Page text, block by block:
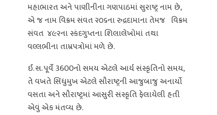
મહાભારત અને પાણીનીના ગણપાઠમાં સુરાષ્ટ્ર નામ છે,
એ જ નામ વિક્રમ સંવત ૨૦૬ના રુદ્રદામાના તેમજ વિક્રમ
સંવત ૪૯૨ના સ્કંદગુપ્તના શિલાલેખોમાં તથા
વલ્લભીના તામ્રપત્રોમાં મળે છે.
ઈ. સ. પૂર્વે 3600નો સમય એટલે આર્ય સંસ્કૃતિનો સમય,
તે વખતે સિંધુમુખ એટલે સૌરાષ્ટ્રની આજુબાજુ અનાર્યો
વસતા અને સૌરાષ્ટ્રમાં આસુરી સંસ્કૃતિ ફેલાયેલી હતી
એવું એક મંતવ્ય છે.